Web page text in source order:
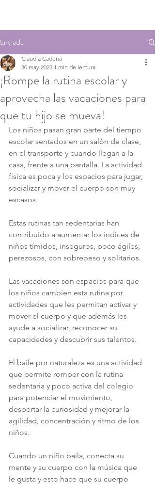
Entrada
¡Rompe la rutina escolar y
aprovecha las vacaciones para
que tu hijo se mueva!
Claudia Cadena
30 may 2023 1 min de lectura
Los niños pasan gran parte del tiempo
escolar sentados en un salón de clase,
en el transporte y cuando llegan a la
casa, frente a una pantalla. La actividad
física es poca y los espacios para jugar,
socializar y mover el cuerpo son muy
escasos.
Estas rutinas tan sedentarias han
contribuido a aumentar los índices de
niños tímidos, inseguros, poco ágiles,
perezosos, con sobrepeso y solitarios.
Las vacaciones son espacios para que
los niños cambien esta rutina por
actividades que les permitan activar y
mover el cuerpo y que además les
ayude a socializar, reconocer su
capacidades y descubrir sus talentos.
El baile por naturaleza es una actividad
que permite romper con la rutina
sedentaria y poco activa del colegio
para potenciar el movimiento,
despertar la curiosidad y mejorar la
agilidad, concentración y ritmo de los
niños.
Cuando un niño baila, conecta su
mente y su cuerpo con la música que
le gusta y esto hace que su cuerpo